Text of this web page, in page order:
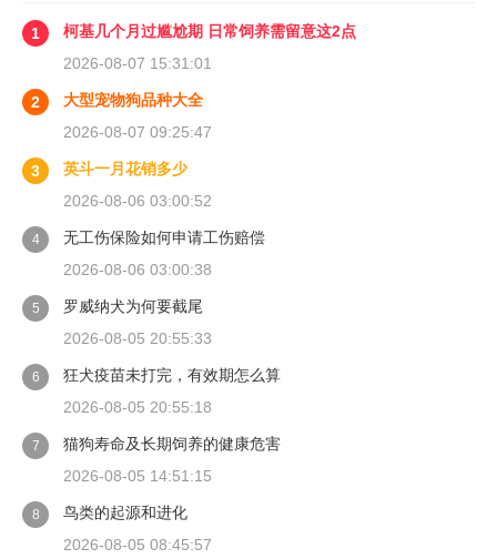
1
柯基几个月过尴尬期 日常饲养需留意这2点
2026-08-07 15:31:01
2
大型宠物狗品种大全
2026-08-07 09:25:47
3
英斗一月花销多少
2026-08-06 03:00:52
4
无工伤保险如何申请工伤赔偿
2026-08-06 03:00:38
5
罗威纳犬为何要截尾
2026-08-05 20:55:33
6
狂犬疫苗未打完，有效期怎么算
2026-08-05 20:55:18
7
猫狗寿命及长期饲养的健康危害
2026-08-05 14:51:15
8
鸟类的起源和进化
2026-08-05 08:45:57